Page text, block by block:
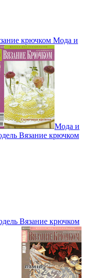
крючком Мода и
Мода и
Вязание крючком
Вязание крючком